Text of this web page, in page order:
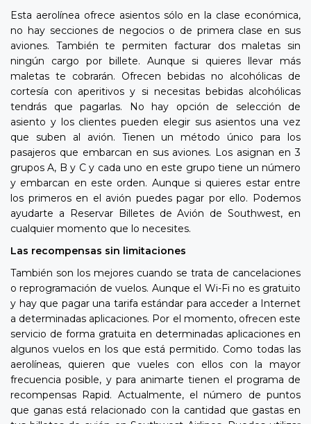
Esta aerolínea ofrece asientos sólo en la clase económica,
no hay secciones de negocios o de primera clase en sus
aviones. También te permiten facturar dos maletas sin
ningún cargo por billete. Aunque si quieres llevar más
maletas te cobrarán. Ofrecen bebidas no alcohólicas de
cortesía con aperitivos y si necesitas bebidas alcohólicas
tendrás que pagarlas. No hay opción de selección de
asiento y los clientes pueden elegir sus asientos una vez
que suben al avión. Tienen un método único para los
pasajeros que embarcan en sus aviones. Los asignan en 3
grupos A, B y C y cada uno en este grupo tiene un número
y embarcan en este orden. Aunque si quieres estar entre
los primeros en el avión puedes pagar por ello. Podemos
ayudarte a Reservar Billetes de Avión de Southwest, en
cualquier momento que lo necesites.
Las recompensas sin limitaciones
También son los mejores cuando se trata de cancelaciones
o reprogramación de vuelos. Aunque el Wi-Fi no es gratuito
y hay que pagar una tarifa estándar para acceder a Internet
a determinadas aplicaciones. Por el momento, ofrecen este
servicio de forma gratuita en determinadas aplicaciones en
algunos vuelos en los que está permitido. Como todas las
aerolíneas, quieren que vueles con ellos con la mayor
frecuencia posible, y para animarte tienen el programa de
recompensas Rapid. Actualmente, el número de puntos
que ganas está relacionado con la cantidad que gastas en